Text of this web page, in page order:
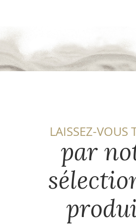
LAISSEZ-VOUS
par